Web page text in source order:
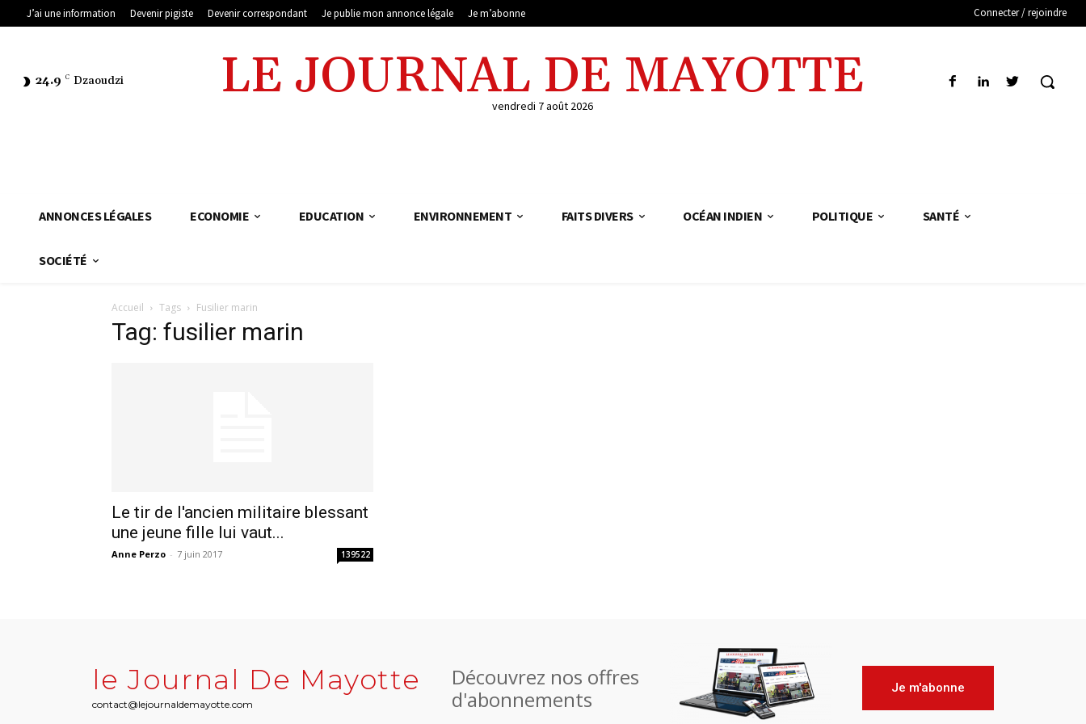
J’ai une information Devenir pigiste Devenir correspondant Je publie mon annonce légale Je m’abonne Connecter / rejoindre
24.9 C Dzaoudzi LE JOURNAL DE MAYOTTE
vendredi 7 août 2026
ANNONCES LÉGALES ECONOMIE EDUCATION ENVIRONNEMENT FAITS DIVERS OCÉAN INDIEN POLITIQUE SANTÉ
SOCIÉTÉ
Accueil Tags Fusilier marin
Tag: fusilier marin
Le tir de l'ancien militaire blessant
une jeune fille lui vaut...
Anne Perzo - 7 juin 2017 139522
le Journal De Mayotte
contact@lejournaldemayotte.com
Découvrez nos offres
d'abonnements
Je m'abonne